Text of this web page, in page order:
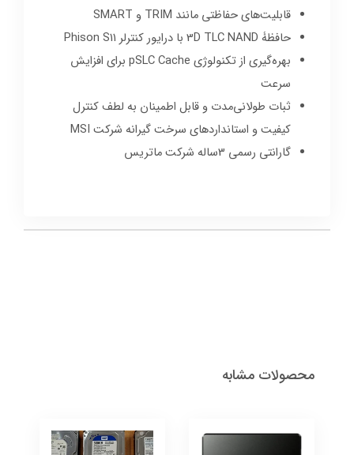
قابلیت‌های حفاظتی مانند TRIM و SMART
حافظۀ 3D TLC NAND با درایور کنترلر Phison S11
بهره‌گیری از تکنولوژی pSLC Cache برای افزایش
سرعت
ثبات طولانی‌مدت و قابل اطمینان به لطف کنترل
کیفیت و استانداردهای سرخت گیرانه شرکت MSI
گارانتی رسمی 3ساله شرکت ماتریس
محصولات مشابه